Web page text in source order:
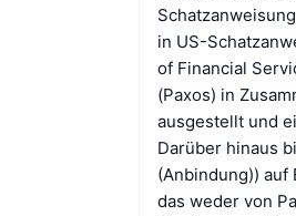
in US-
of Financial
(Paxos) in
ausgestellt und
Darüber hinaus
(Anbindung)) auf
das weder von